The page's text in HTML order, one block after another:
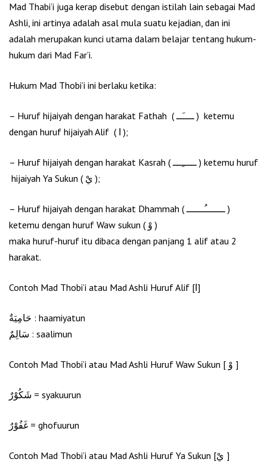
Mad Thabi’i juga kerap disebut dengan istilah lain sebagai Mad
Ashli, ini artinya adalah asal mula suatu kejadian, dan ini
adalah merupakan kunci utama dalam belajar tentang hukum-
hukum dari Mad Far’i.
Hukum Mad Thobi’i ini berlaku ketika:
– Huruf hijaiyah dengan harakat Fathah ( ــــَــ ) ketemu
dengan huruf hijaiyah Alif ( ا );
– Huruf hijaiyah dengan harakat Kasrah ( ـــــِـــ ) ketemu huruf
hijaiyah Ya Sukun ( يْ );
– Huruf hijaiyah dengan harakat Dhammah ( ـــــــُــــــ )
ketemu dengan huruf Waw sukun ( وْ )
maka huruf-huruf itu dibaca dengan panjang 1 alif atau 2
harakat.
Contoh Mad Thobi’i atau Mad Ashli Huruf Alif [ا]
حَامِيَةٌ : haamiyatun
سَالِمٌ : saalimun
Contoh Mad Thobi’i atau Mad Ashli Huruf Waw Sukun [ وْ ]
شَكُوْرٌ = syakuurun
غَفُوْرٌ = ghofuurun
Contoh Mad Thobi’i atau Mad Ashli Huruf Ya Sukun [يْ ]